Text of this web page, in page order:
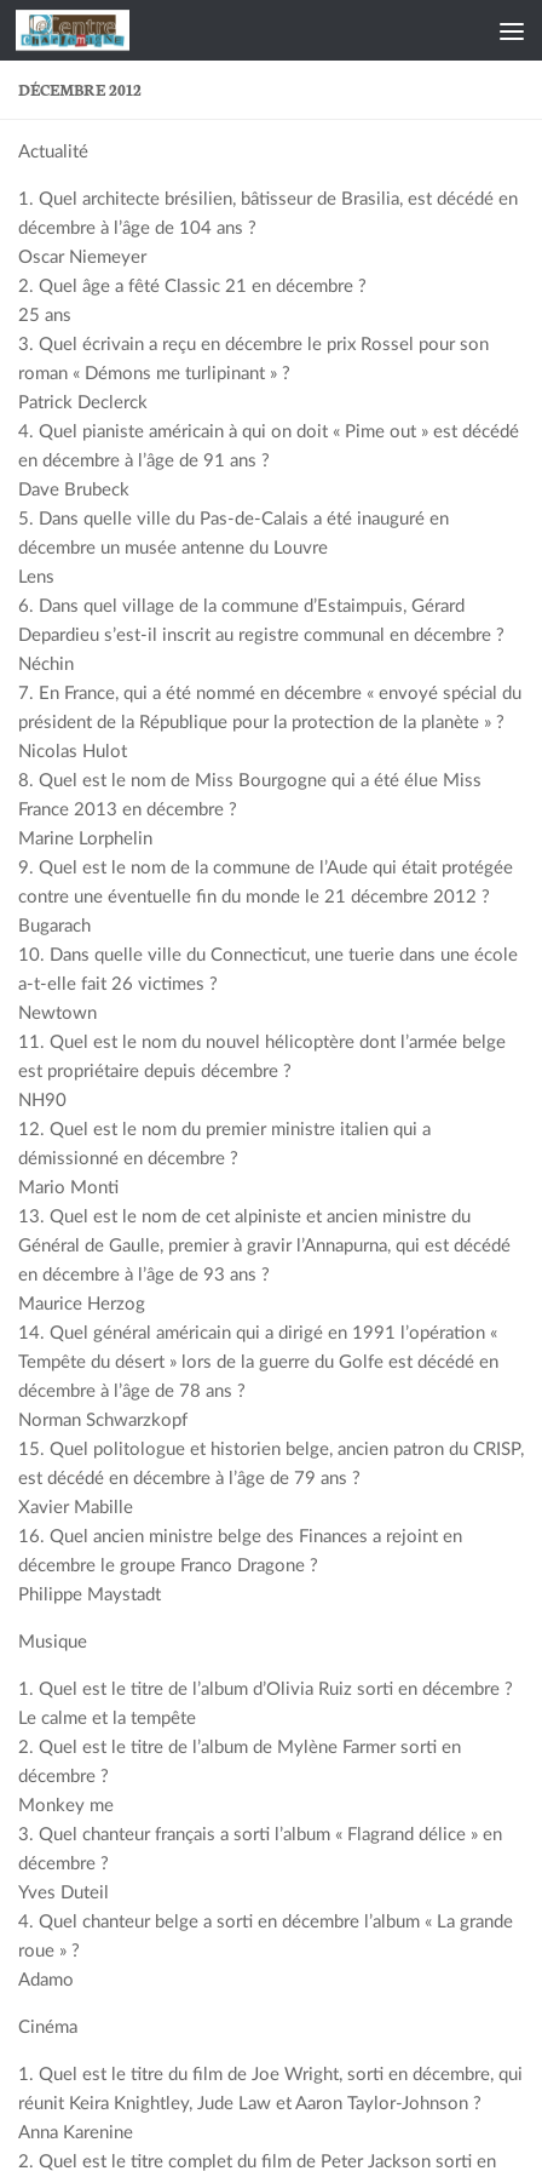
Skip to content
DÉCEMBRE 2012
Actualité
1. Quel architecte brésilien, bâtisseur de Brasilia, est décédé en
décembre à l’âge de 104 ans ?
Oscar Niemeyer
2. Quel âge a fêté Classic 21 en décembre ?
25 ans
3. Quel écrivain a reçu en décembre le prix Rossel pour son
roman « Démons me turlipinant » ?
Patrick Declerck
4. Quel pianiste américain à qui on doit « Pime out » est décédé
en décembre à l’âge de 91 ans ?
Dave Brubeck
5. Dans quelle ville du Pas-de-Calais a été inauguré en
décembre un musée antenne du Louvre
Lens
6. Dans quel village de la commune d’Estaimpuis, Gérard
Depardieu s’est-il inscrit au registre communal en décembre ?
Néchin
7. En France, qui a été nommé en décembre « envoyé spécial du
président de la République pour la protection de la planète » ?
Nicolas Hulot
8. Quel est le nom de Miss Bourgogne qui a été élue Miss
France 2013 en décembre ?
Marine Lorphelin
9. Quel est le nom de la commune de l’Aude qui était protégée
contre une éventuelle fin du monde le 21 décembre 2012 ?
Bugarach
10. Dans quelle ville du Connecticut, une tuerie dans une école
a-t-elle fait 26 victimes ?
Newtown
11. Quel est le nom du nouvel hélicoptère dont l’armée belge
est propriétaire depuis décembre ?
NH90
12. Quel est le nom du premier ministre italien qui a
démissionné en décembre ?
Mario Monti
13. Quel est le nom de cet alpiniste et ancien ministre du
Général de Gaulle, premier à gravir l’Annapurna, qui est décédé
en décembre à l’âge de 93 ans ?
Maurice Herzog
14. Quel général américain qui a dirigé en 1991 l’opération «
Tempête du désert » lors de la guerre du Golfe est décédé en
décembre à l’âge de 78 ans ?
Norman Schwarzkopf
15. Quel politologue et historien belge, ancien patron du CRISP,
est décédé en décembre à l’âge de 79 ans ?
Xavier Mabille
16. Quel ancien ministre belge des Finances a rejoint en
décembre le groupe Franco Dragone ?
Philippe Maystadt
Musique
1. Quel est le titre de l’album d’Olivia Ruiz sorti en décembre ?
Le calme et la tempête
2. Quel est le titre de l’album de Mylène Farmer sorti en
décembre ?
Monkey me
3. Quel chanteur français a sorti l’album « Flagrand délice » en
décembre ?
Yves Duteil
4. Quel chanteur belge a sorti en décembre l’album « La grande
roue » ?
Adamo
Cinéma
1. Quel est le titre du film de Joe Wright, sorti en décembre, qui
réunit Keira Knightley, Jude Law et Aaron Taylor-Johnson ?
Anna Karenine
2. Quel est le titre complet du film de Peter Jackson sorti en